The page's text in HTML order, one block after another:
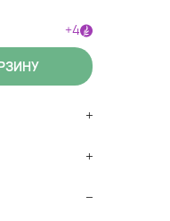
+4